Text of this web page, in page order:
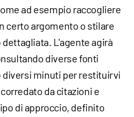
ad esempio raccogliere
certo argomento o stilare
L'agente agirà
diverse fonti
diversi minuti per restituirvi
da citazioni e
di approccio, definito